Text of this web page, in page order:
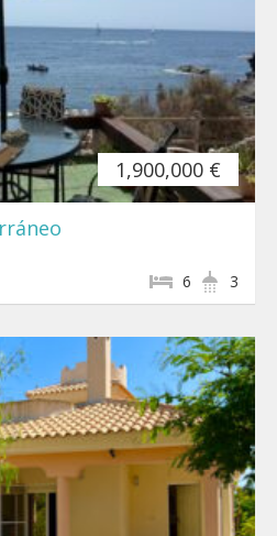
1,900,000 €
3
6